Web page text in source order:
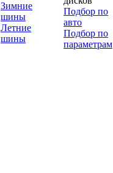
Зимние
шины
Летние
шины
Подбор по
авто
Подбор по
параметрам